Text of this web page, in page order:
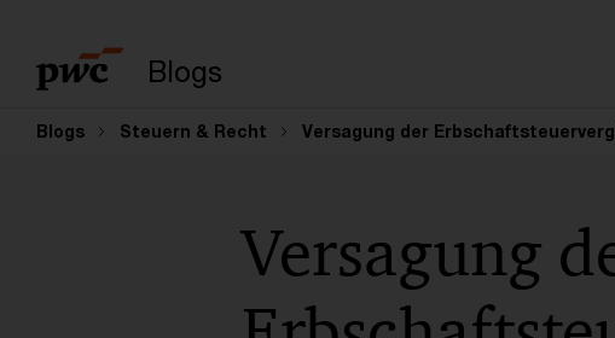
Blogs
Blogs Steuern & Recht Versagung der
Versagung